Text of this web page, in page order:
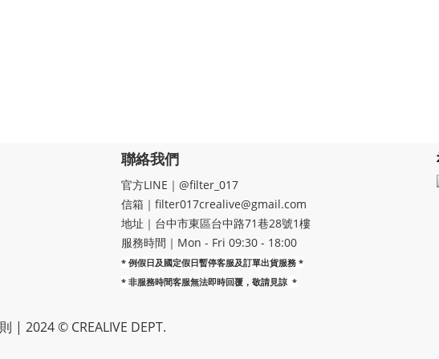
聯絡我們
官方LINE｜@filter_017
信箱｜filter017crealive@gmail.com
地址｜​台中市東區台中路71巷28號1樓
服務時間｜Mon - Fri 09:30 - 18:00
* 例假日及國定假日暫停客服及訂單出貨服務 *
* 非服務時間客服無法即時回覆，敬請見諒 *
| 2024 © CREALIVE DEPT.